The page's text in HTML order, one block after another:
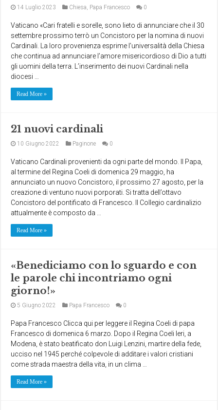
14 Luglio 2023 Chiesa, Papa Francesco 0
Vaticano «Cari fratelli e sorelle, sono lieto di annunciare che il 30
settembre prossimo terrò un Concistoro per la nomina di nuovi
Cardinali. La loro provenienza esprime l’universalità della Chiesa
che continua ad annunciare l’amore misericordioso di Dio a tutti
gli uomini della terra. L’inserimento dei nuovi Cardinali nella
diocesi …
Read More »
21 nuovi cardinali
10 Giugno 2022 Paginone 0
Vaticano Cardinali provenienti da ogni parte del mondo. Il Papa,
al termine del Regina Coeli di domenica 29 maggio, ha
annunciato un nuovo Concistoro, il prossimo 27 agosto, per la
creazione di ventuno nuovi porporati. Si tratta dell’ottavo
Concistoro del pontificato di Francesco. Il Collegio cardinalizio
attualmente è composto da …
Read More »
«Benediciamo con lo sguardo e con
le parole chi incontriamo ogni
giorno!»
5 Giugno 2022 Papa Francesco 0
Papa Francesco Clicca qui per leggere il Regina Coeli di papa
Francesco di domenica 6 marzo. Dopo il Regina Coeli Ieri, a
Modena, è stato beatificato don Luigi Lenzini, martire della fede,
ucciso nel 1945 perché colpevole di additare i valori cristiani
come strada maestra della vita, in un clima …
Read More »